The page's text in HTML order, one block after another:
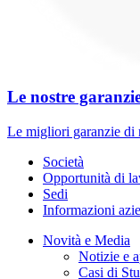
Le nostre
Le migliori garanzie di
Società
Opportunità di
Sedi
Informazioni
Novità e Media
Notizie e
Casi di